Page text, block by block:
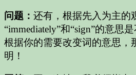
问题： 还有，根据先入为主的
“immediately”和“sign”的意思
根据你的需要改变词的意思，
明！